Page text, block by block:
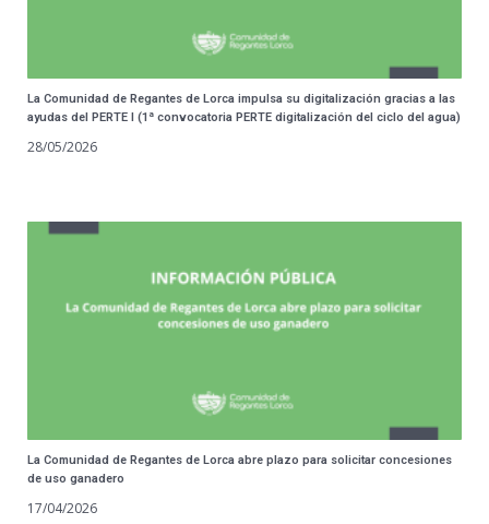
La Comunidad de Regantes de Lorca impulsa su digitalización gracias a las
ayudas del PERTE I (1ª convocatoria PERTE digitalización del ciclo del agua)
28/05/2026
La Comunidad de Regantes de Lorca abre plazo para solicitar concesiones
de uso ganadero
17/04/2026